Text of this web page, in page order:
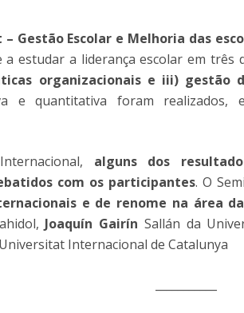
– Gestão Escolar e Melhoria das
a estudar a liderança escolar em três
organizacionais e iii) gestão
e quantitativa foram
alguns dos
com os participantes. O
e de renome na área
Joaquín Gairín Sallán da
Internacional de Catalunya